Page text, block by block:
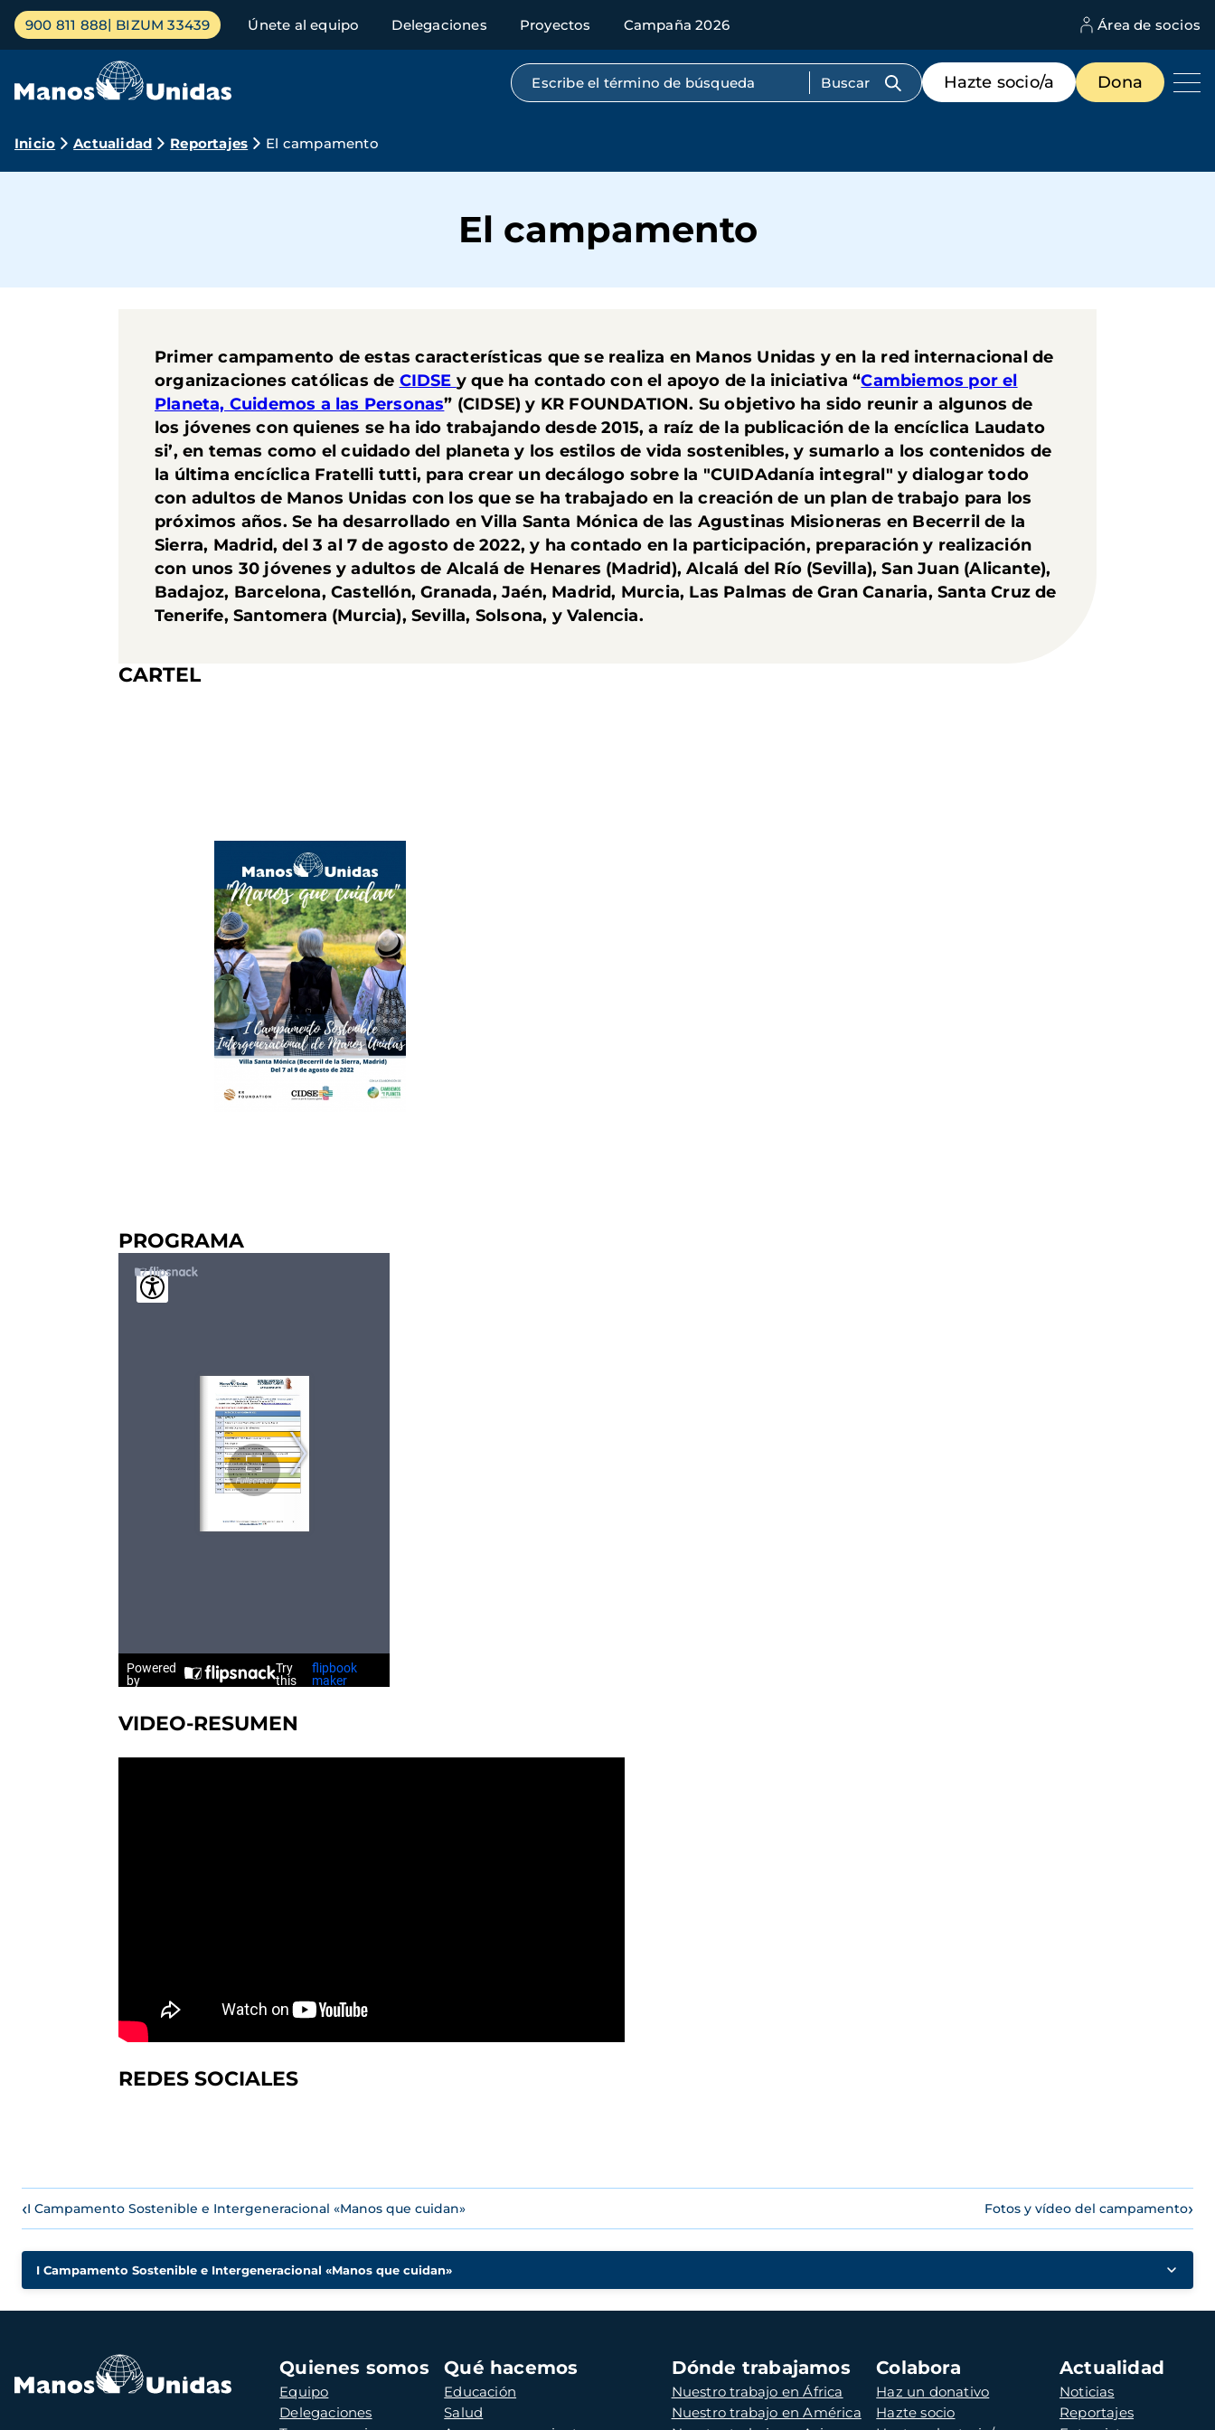
Pasar
contenido
Menú
principal
900 811 888 BIZUM 33439 Únete al equipo Delegaciones Proyectos Campaña 2026 Área de socios
Búsqueda por texto completo
Menú
de
destacados
Hazte socio/a Dona
Ruta
Inicio Actualidad Reportajes El campamento
El campamento
Primer campamento de estas características que se realiza en Manos Unidas y en la red internacional de
organizaciones católicas de CIDSE y que ha contado con el apoyo de la iniciativa “Cambiemos por el
Planeta, Cuidemos a las Personas” (CIDSE) y KR FOUNDATION. Su objetivo ha sido reunir a algunos de
los jóvenes con quienes se ha ido trabajando desde 2015, a raíz de la publicación de la encíclica Laudato
si’, en temas como el cuidado del planeta y los estilos de vida sostenibles, y sumarlo a los contenidos de
la última encíclica Fratelli tutti, para crear un decálogo sobre la "CUIDAdanía integral" y dialogar todo
con adultos de Manos Unidas con los que se ha trabajado en la creación de un plan de trabajo para los
próximos años. Se ha desarrollado en Villa Santa Mónica de las Agustinas Misioneras en Becerril de la
Sierra, Madrid, del 3 al 7 de agosto de 2022, y ha contado en la participación, preparación y realización
con unos 30 jóvenes y adultos de Alcalá de Henares (Madrid), Alcalá del Río (Sevilla), San Juan (Alicante),
Badajoz, Barcelona, Castellón, Granada, Jaén, Madrid, Murcia, Las Palmas de Gran Canaria, Santa Cruz de
Tenerife, Santomera (Murcia), Sevilla, Solsona, y Valencia.
CARTEL
PROGRAMA
VIDEO-RESUMEN
REDES SOCIALES
‹I Campamento Sostenible e Intergeneracional «Manos que cuidan» Fotos y vídeo del campamento›
I Campamento Sostenible e Intergeneracional «Manos que cuidan»
Navegación
principal
Quienes somos
Equipo
Delegaciones
Qué hacemos
Educación
Salud
Dónde trabajamos
Nuestro trabajo en África
Nuestro trabajo en América
Colabora
Haz un donativo
Hazte socio
Actualidad
Noticias
Reportajes